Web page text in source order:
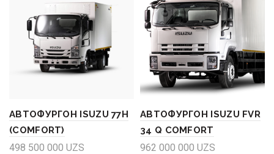
АВТОФУРГОН ISUZU 77H
(COMFORT)
498 500 000 UZS
АВТОФУРГОН ISUZU FVR
34 Q COMFORT
962 000 000 UZS